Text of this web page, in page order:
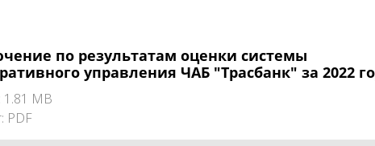
по результатам оценки системы
управления ЧАБ "Трасбанк" за 2022
1.81 MB
PDF